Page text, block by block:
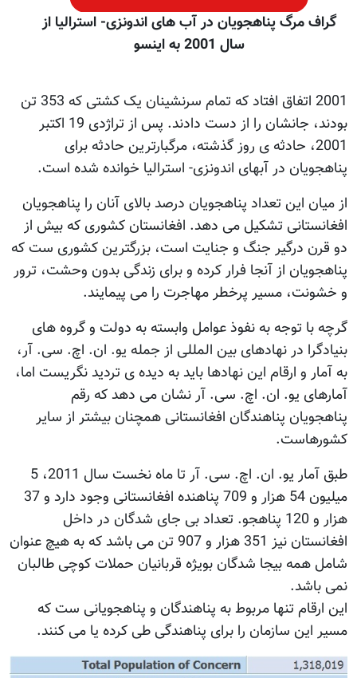
گراف مرگ پناهجویان در آب های اندونزی- استرالیا از
سال 2001 به اینسو
2001 اتفاق افتاد که تمام سرنشینان یک کشتی که 353 تن
بودند، جانشان را از دست دادند. پس از تراژدی 19 اکتبر
2001، حادثه ی روز گذشته، مرگبارترین حادثه برای
در آبهای اندونزی- استرالیا خوانده شده است.
میان این تعداد پناهجویان درصد بالای آنان را پناهجویان
تشکیل می دهد. افغانستان کشوری که بیش از
قرن درگیر جنگ و جنایت است، بزرگترین کشوری ست که
از آنجا فرار کرده و برای زندگی بدون وحشت، ترور
خشونت، مسیر پرخطر مهاجرت را می پیمایند.
با توجه به نفوذ عوامل وابسته به دولت و گروه های
در نهادهای بین المللی از جمله یو. ان. اچ. سی. آر،
آمار و ارقام این نهادها باید به دیده ی تردید نگریست اما،
یو. ان. اچ. سی. آر نشان می دهد که رقم
پناهندگان افغانستانی همچنان بیشتر از سایر
طبق آمار یو. ان. اچ. سی. آر تا ماه نخست سال 2011، 5
میلیون 54 هزار و 709 پناهنده افغانستانی وجود دارد و 37
هزار و 120 پناهجو. تعداد بی جای شدگان در داخل
افغانستان نیز 351 هزار و 907 تن می باشد که به هیچ عنوان
همه بیجا شدگان بويژه قربانیان حملات کوچی طالبان
باشد.
ارقام تنها مربوط به پناهندگان و پناهجویانی ست که
این سازمان را برای پناهندگی طی کرده یا می کنند.